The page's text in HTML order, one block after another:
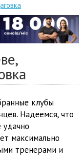
клубы
Надеемся, что
максимально
тренерами и